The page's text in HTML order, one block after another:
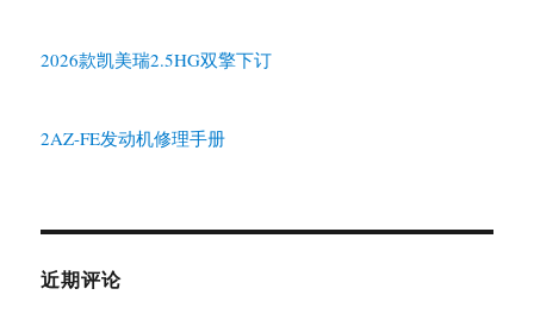
2026款凯美瑞2.5HG双擎下订
2AZ-FE发动机修理手册
近期评论